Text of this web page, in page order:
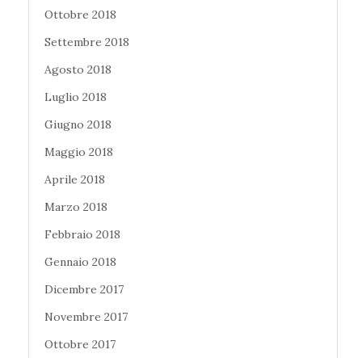
Ottobre 2018
Settembre 2018
Agosto 2018
Luglio 2018
Giugno 2018
Maggio 2018
Aprile 2018
Marzo 2018
Febbraio 2018
Gennaio 2018
Dicembre 2017
Novembre 2017
Ottobre 2017